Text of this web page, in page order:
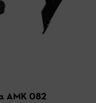
AMK 082